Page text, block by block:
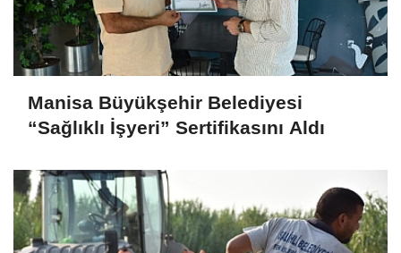
Manisa Büyükşehir Belediyesi
“Sağlıklı İşyeri” Sertifikasını Aldı